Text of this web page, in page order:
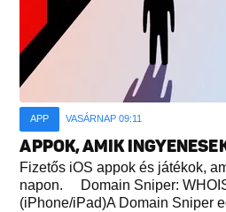
APP VASÁRNAP 09:11
APPOK, AMIK
Fizetős iOS appok és játékok,
napon. Domain Sniper:
(iPhone/iPad)A Domain Sniper